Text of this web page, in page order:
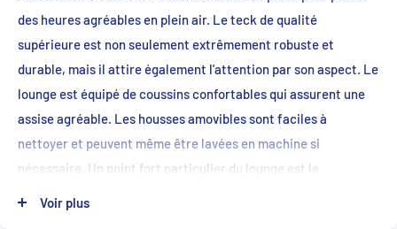
des heures agréables en plein air. Le teck de qualité
supérieure est non seulement extrêmement robuste et
durable, mais il attire également l'attention par son aspect. Le
lounge est équipé de coussins confortables qui assurent une
assise agréable. Les housses amovibles sont faciles à
nettoyer et peuvent même être lavées en machine si
nécessaire. Un point fort particulier du lounge est le
Voir plus